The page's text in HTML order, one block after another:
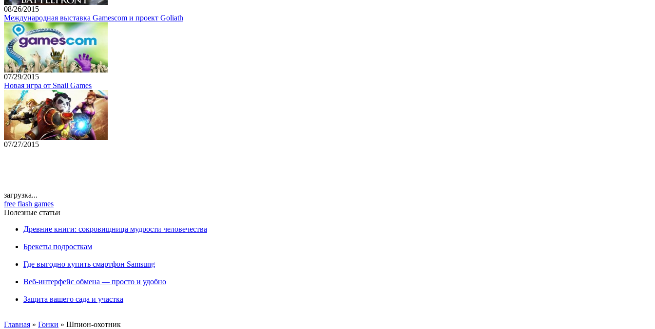
08/26/2015
Международная выставка Gamescom и проект Goliath
07/29/2015
Новая игра от Snail Games
07/27/2015
загрузка...
free flash games
Полезные статьи
Древние книги: сокровищница мудрости человечества
Брекеты подросткам
Где выгодно купить смартфон Samsung
Веб-интерфейс обмена — просто и удобно
Защита вашего сада и участка
Главная » Гонки » Шпион-охотник